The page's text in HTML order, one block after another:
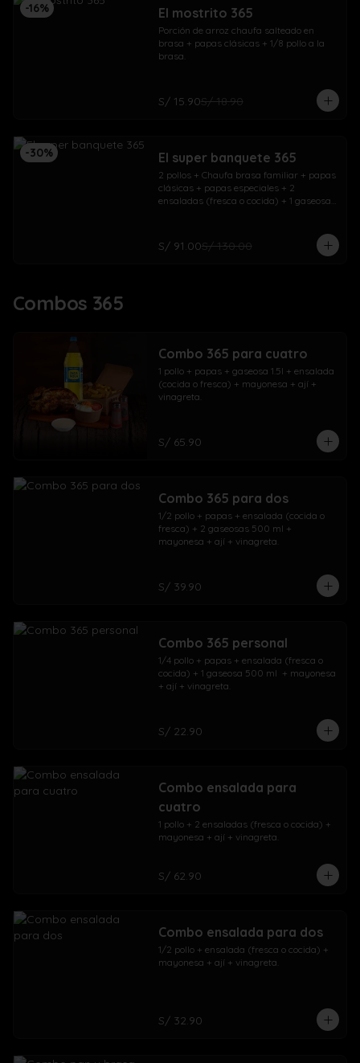
-16% El mostrito 365
Porción de arroz chaufa salteado en
brasa + papas clásicas + 1/8 pollo a la
brasa.
S/ 15.90S/ 18.90
-30% El super banquete 365
2 pollos + Chaufa brasa familiar + papas
clásicas + papas especiales + 2
ensaladas (fresca o cocida) + 1 gaseosa
S/ 91.00S/ 130.00
Combos 365
Combo 365 para cuatro
1 pollo + papas + gaseosa 1.5l + ensalada
(cocida o fresca) + mayonesa + ají +
vinagreta.
S/ 65.90
Combo 365 para dos
1/2 pollo + papas + ensalada (cocida o
fresca) + 2 gaseosas 500 ml +
mayonesa + ají + vinagreta.
S/ 39.90
Combo 365 personal
1/4 pollo + papas + ensalada (fresca o
cocida) + 1 gaseosa 500 ml  + mayonesa
+ ají + vinagreta.
S/ 22.90
Combo ensalada para
cuatro
1 pollo + 2 ensaladas (fresca o cocida) +
mayonesa + ají + vinagreta.
S/ 62.90
Combo ensalada para dos
1/2 pollo + ensalada (fresca o cocida) +
mayonesa + ají + vinagreta.
S/ 32.90